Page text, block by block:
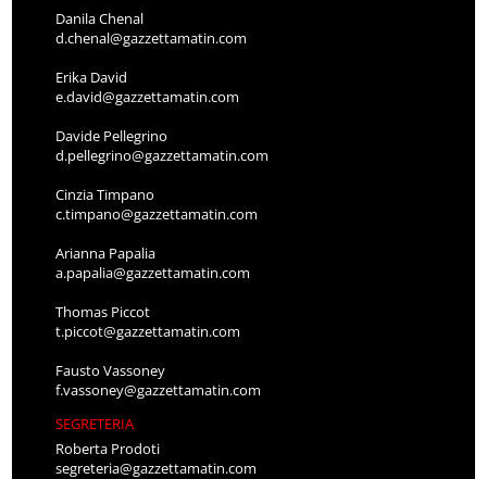
Danila Chenal
d.chenal@gazzettamatin.com
Erika David
e.david@gazzettamatin.com
Davide Pellegrino
d.pellegrino@gazzettamatin.com
Cinzia Timpano
c.timpano@gazzettamatin.com
Arianna Papalia
a.papalia@gazzettamatin.com
Thomas Piccot
t.piccot@gazzettamatin.com
Fausto Vassoney
f.vassoney@gazzettamatin.com
SEGRETERIA
Roberta Prodoti
segreteria@gazzettamatin.com